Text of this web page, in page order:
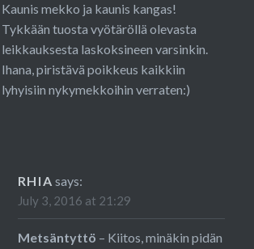
Kaunis mekko ja kaunis kangas!
Tykkään tuosta vyötäröllä olevasta
leikkauksesta laskoksineen varsinkin.
Ihana, piristävä poikkeus kaikkiin
lyhyisiin nykymekkoihin verraten:)
RHIA says:
July 3, 2016 at 21:29
Metsäntyttö – Kiitos, minäkin pidän